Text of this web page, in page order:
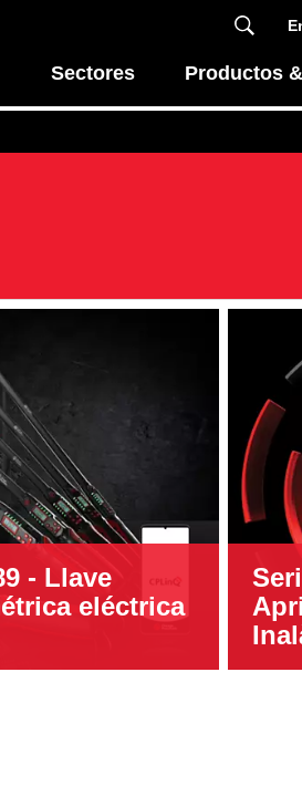
Sectores Productos
- Llave
eléctrica